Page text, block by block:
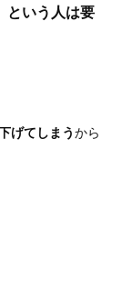
という人は要
げてしまうから